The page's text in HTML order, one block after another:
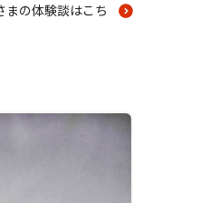
まの体験談はこち